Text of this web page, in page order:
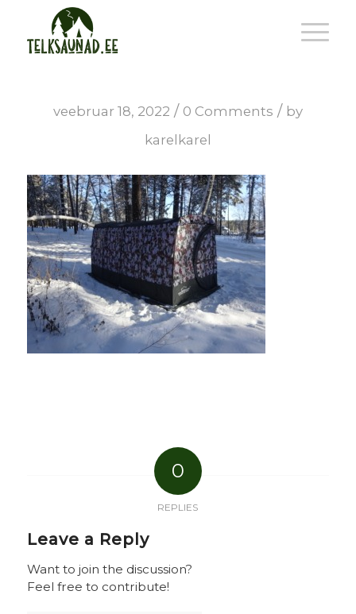
veebruar 18, 2022 / 0 Comments / by
karelkarel
0
REPLIES
Leave a Reply
Want to join the discussion?
Feel free to contribute!